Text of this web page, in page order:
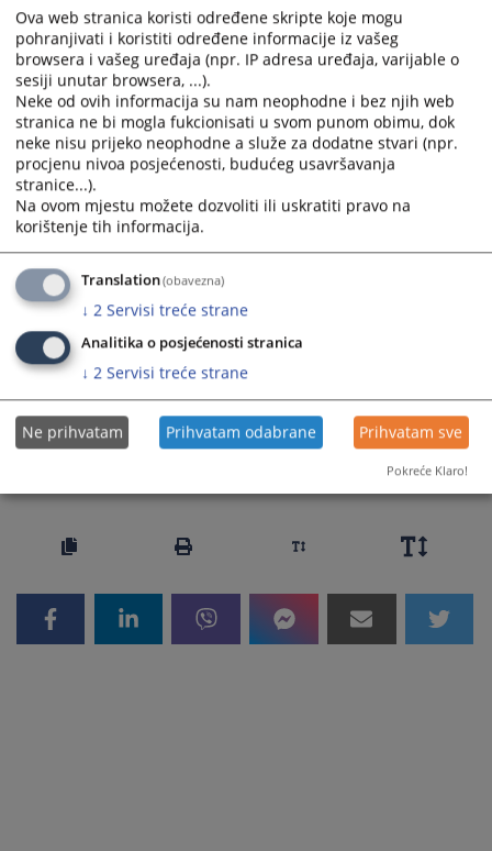
Dokument nudi pregled opće i specifične primjene tehnologije,
potencijalnih koristi, kao i izazova koji se mogu pojaviti, te
definiše načela za dugoročnu digitalnu transformaciju
pravosuđa.
Prikazana vijest je na: Bosanski jezik
Obavijest o preuzimanju sadržaja
Napomena:U slučaju preuzimanja vijesti istu preuzeti u
integralnom obliku uz navođenje izvora informacije.
Prateći dokumenti
CCJE Opinion No. 26 (20023)_Croatian
Ova web stranica koristi određene skripte koje mogu
pohranjivati i koristiti određene informacije iz vašeg
browsera i vašeg uređaja (npr. IP adresa uređaja, varijable o
sesiji unutar browsera, ...).
Neke od ovih informacija su nam neophodne i bez njih web
stranica ne bi mogla fukcionisati u svom punom obimu, dok
neke nisu prijeko neophodne a služe za dodatne stvari (npr.
procjenu nivoa posjećenosti, budućeg usavršavanja
stranice...).
Na ovom mjestu možete dozvoliti ili uskratiti pravo na
korištenje tih informacija.
Translation(obavezna)
↓ 2 Servisi treće strane
Analitika o posjećenosti stranica
↓ 2 Servisi treće strane
Ne prihvatam Prihvatam odabrane Prihvatam sve
Pokreće Klaro!